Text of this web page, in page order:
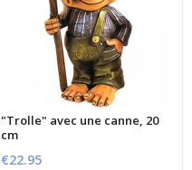
"Trolle" avec une canne, 20
cm
€22.95